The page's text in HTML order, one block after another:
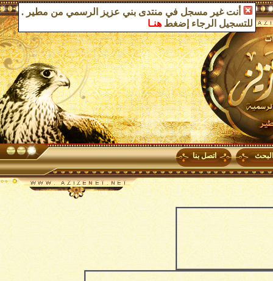
أنت غير مسجل في منتدى بني عزيز الرسمي من مطير .
للتسجيل الرجاء إضغط هنـا
اتصل بنا